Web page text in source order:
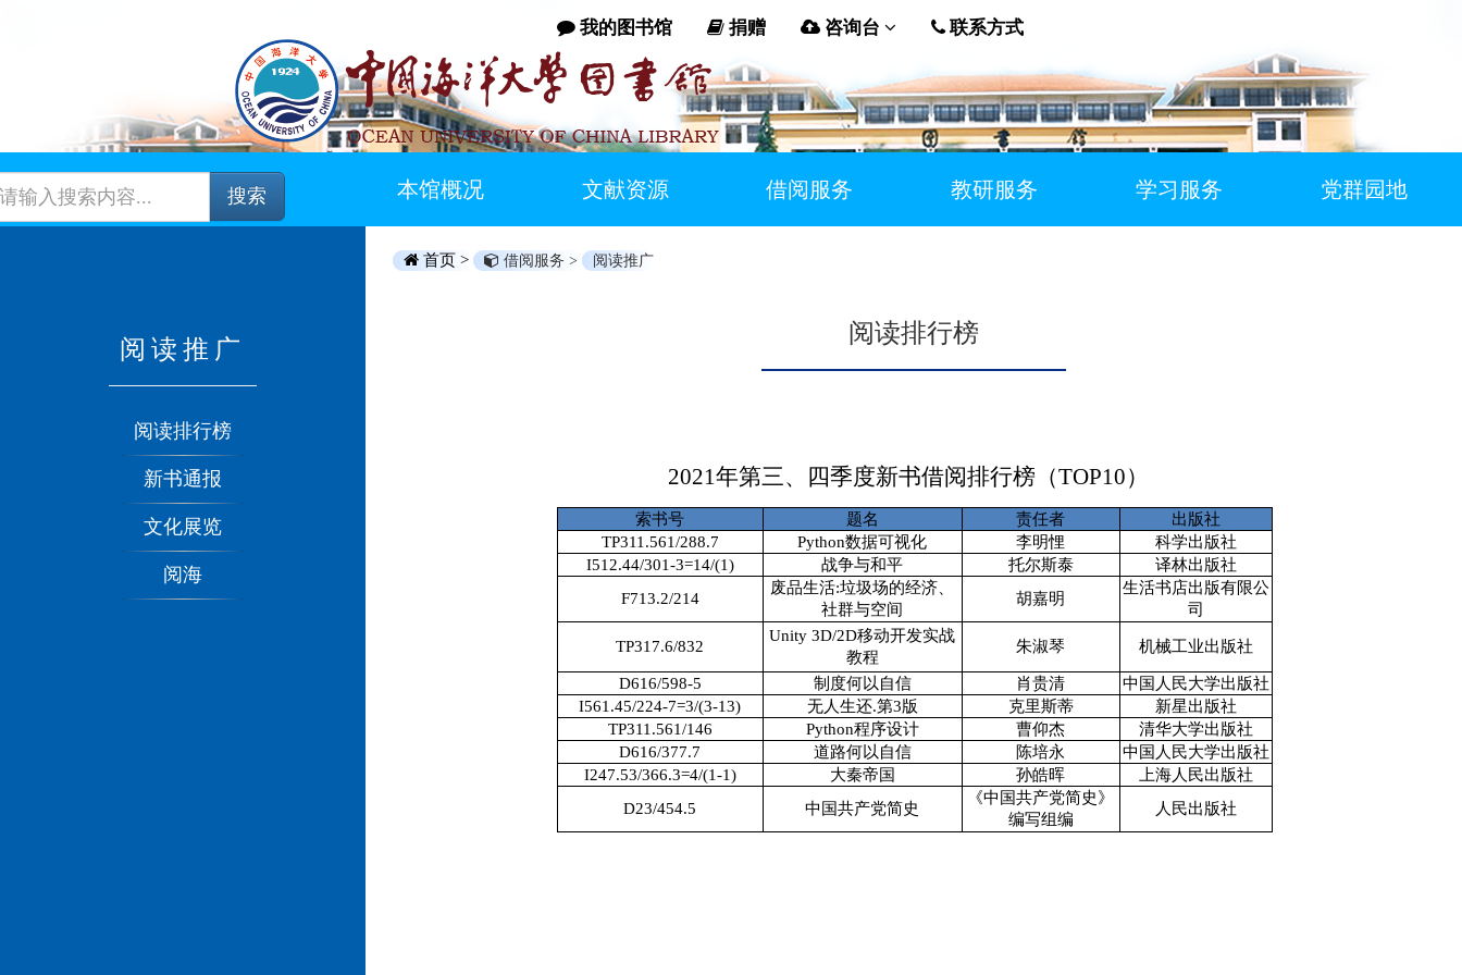
我的图书馆 捐赠 咨询台 联系方式
搜索 本馆概况 文献资源 借阅服务 教研服务 学习服务 党群园地
阅读推广
阅读排行榜
新书通报
文化展览
阅海
首页 > 借阅服务 > 阅读推广
阅读排行榜
2021年第三、四季度新书借阅排行榜（TOP10）
索书号 题名 责任者
出版社
TP311.561/288.7
Python数据可视化 李明悝
科学出版社
I512.44/301-3=14/(1)
战争与和平 托尔斯泰
译林出版社
F713.2/214
废品生活:垃圾场的经济、
社群与空间
胡嘉明
生活书店出版有限公
司
TP317.6/832
Unity 3D/2D移动开发实战
教程
朱淑琴 机械工业出版社
D616/598-5 制度何以自信 肖贵清
中国人民大学出版社
I561.45/224-7=3/(3-13)
无人生还.第3版 克里斯蒂
新星出版社
TP311.561/146
Python程序设计 曹仰杰
清华大学出版社
D616/377.7
道路何以自信 陈培永
中国人民大学出版社
I247.53/366.3=4/(1-1)
大秦帝国 孙皓晖
上海人民出版社
D23/454.5
中国共产党简史
《中国共产党简史》
编写组编
人民出版社